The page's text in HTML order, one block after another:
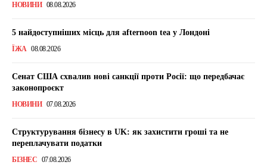
НОВИНИ 08.08.2026
5 найдоступніших місць для afternoon tea у Лондоні
ЇЖА 08.08.2026
Сенат США схвалив нові санкції проти Росії: що передбачає
законопроєкт
НОВИНИ 07.08.2026
Структурування бізнесу в UK: як захистити гроші та не
переплачувати податки
БІЗНЕС 07.08.2026